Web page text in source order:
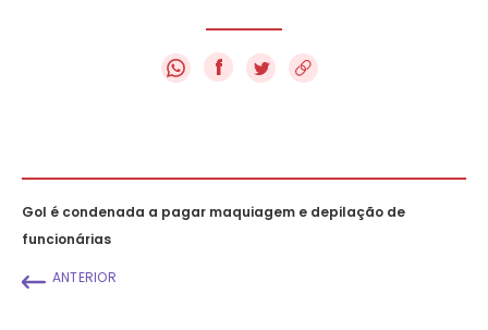
f
Gol é condenada a pagar maquiagem e depilação de
funcionárias
ANTERIOR